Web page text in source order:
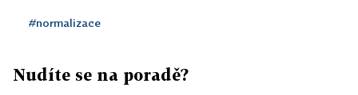
#normalizace
Nudíte se na poradě?